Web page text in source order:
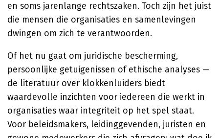
en soms jarenlange rechtszaken. Toch zijn het juist
die mensen die organisaties en samenlevingen
dwingen om zich te verantwoorden.
Of het nu gaat om juridische bescherming,
persoonlijke getuigenissen of ethische analyses —
de literatuur over klokkenluiders biedt
waardevolle inzichten voor iedereen die werkt in
organisaties waar integriteit op het spel staat.
Voor beleidsmakers, leidinggevenden, juristen en